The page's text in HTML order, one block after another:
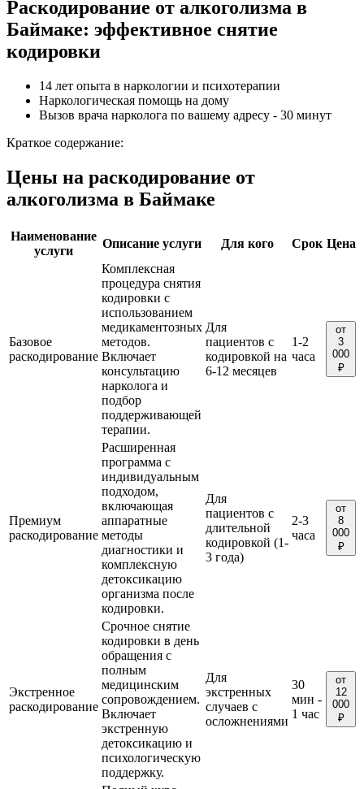
Раскодирование от алкоголизма в
Баймаке: эффективное снятие
кодировки
14 лет опыта в наркологии и психотерапии
Наркологическая помощь на дому
Вызов врача нарколога по вашему адресу - 30 минут
Краткое содержание:
Цены на раскодирование от
алкоголизма в Баймаке
Наименование
услуги
Описание услуги Для кого Срок Цена
Базовое
раскодирование
Комплексная
процедура снятия
кодировки с
использованием
медикаментозных
методов.
Включает
консультацию
нарколога и
подбор
поддерживающей
терапии.
Для
пациентов с
кодировкой на
6-12 месяцев
1-2
часа
от
3
000
₽
Премиум
раскодирование
Расширенная
программа с
индивидуальным
подходом,
включающая
аппаратные
методы
диагностики и
комплексную
детоксикацию
организма после
кодировки.
Для
пациентов с
длительной
кодировкой (1-
3 года)
2-3
часа
от
8
000
₽
Экстренное
раскодирование
Срочное снятие
кодировки в день
обращения с
полным
медицинским
сопровождением.
Включает
экстренную
детоксикацию и
психологическую
поддержку.
Для
экстренных
случаев с
осложнениями
30
мин -
1 час
от
12
000
₽